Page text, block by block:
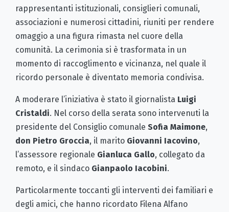
rappresentanti istituzionali, consiglieri comunali,
associazioni e numerosi cittadini, riuniti per rendere
omaggio a una figura rimasta nel cuore della
comunità. La cerimonia si è trasformata in un
momento di raccoglimento e vicinanza, nel quale il
ricordo personale è diventato memoria condivisa.
A moderare l’iniziativa è stato il giornalista Luigi
Cristaldi. Nel corso della serata sono intervenuti la
presidente del Consiglio comunale Sofia Maimone,
don Pietro Groccia, il marito Giovanni Iacovino,
l’assessore regionale Gianluca Gallo, collegato da
remoto, e il sindaco Gianpaolo Iacobini.
Particolarmente toccanti gli interventi dei familiari e
degli amici, che hanno ricordato Filena Alfano